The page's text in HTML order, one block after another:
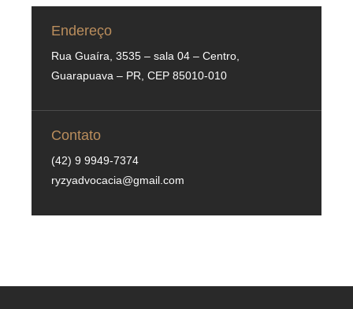
Endereço
Rua Guaíra, 3535 – sala 04 – Centro,
Guarapuava – PR, CEP 85010-010
Contato
(42) 9 9949-7374
ryzyadvocacia@gmail.com